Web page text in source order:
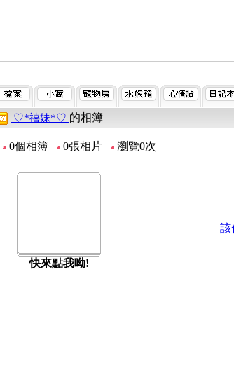
♡*禧妹*♡ 的相簿
0個相簿 0張相片 瀏覽0次
快來點我呦!
該